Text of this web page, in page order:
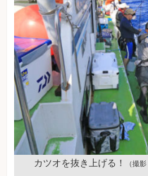
カツオを抜き上げる！ （撮